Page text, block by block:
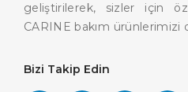
geliştirilerek, sizler için
CARINE bakım ürünlerimizi
Bizi Takip Edin